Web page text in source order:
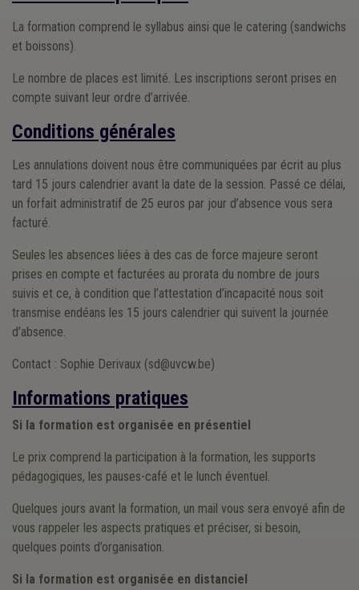
La formation comprend le syllabus ainsi que le catering (sandwichs
et boissons).
Le nombre de places est limité. Les inscriptions seront prises en
compte suivant leur ordre d’arrivée.
Conditions générales
Les annulations doivent nous être communiquées par écrit au plus
tard 15 jours calendrier avant la date de la session. Passé ce délai,
un forfait administratif de 25 euros par jour d’absence vous sera
facturé.
Seules les absences liées à des cas de force majeure seront
prises en compte et facturées au prorata du nombre de jours
suivis et ce, à condition que l’attestation d’incapacité nous soit
transmise endéans les 15 jours calendrier qui suivent la journée
d’absence.
Contact : Sophie Derivaux (sd@uvcw.be)
Informations pratiques
Si la formation est organisée en présentiel
Le prix comprend la participation à la formation, les supports
pédagogiques, les pauses-café et le lunch éventuel.
Quelques jours avant la formation, un mail vous sera envoyé afin de
vous rappeler les aspects pratiques et préciser, si besoin,
quelques points d’organisation.
Si la formation est organisée en distanciel